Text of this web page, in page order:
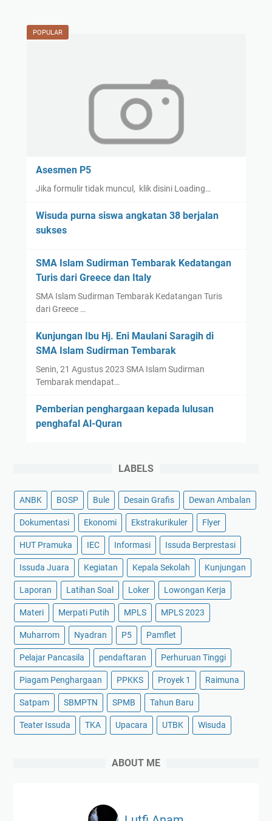
POPULAR
Asesmen P5
Jika formulir tidak muncul, klik disini Loading…
Wisuda purna siswa angkatan 38 berjalan
sukses
SMA Islam Sudirman Tembarak Kedatangan
Turis dari Greece dan Italy
SMA Islam Sudirman Tembarak Kedatangan Turis
dari Greece …
Kunjungan Ibu Hj. Eni Maulani Saragih di
SMA Islam Sudirman Tembarak
Senin, 21 Agustus 2023 SMA Islam Sudirman
Tembarak mendapat…
Pemberian penghargaan kepada lulusan
penghafal Al-Quran
LABELS
ANBK BOSP Bule Desain Grafis Dewan Ambalan
Dokumentasi Ekonomi Ekstrakurikuler Flyer
HUT Pramuka IEC Informasi Issuda Berprestasi
Issuda Juara Kegiatan Kepala Sekolah Kunjungan
Laporan Latihan Soal Loker Lowongan Kerja
Materi Merpati Putih MPLS MPLS 2023
Muharrom Nyadran P5 Pamflet
Pelajar Pancasila pendaftaran Perhuruan Tinggi
Piagam Penghargaan PPKKS Proyek 1 Raimuna
Satpam SBMPTN SPMB Tahun Baru
Teater Issuda TKA Upacara UTBK Wisuda
ABOUT ME